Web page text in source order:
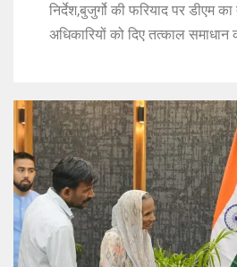
निर्देश,बुजुर्गो की फरियाद पर डीएम
अधिकारियों को दिए तत्काल समाधान